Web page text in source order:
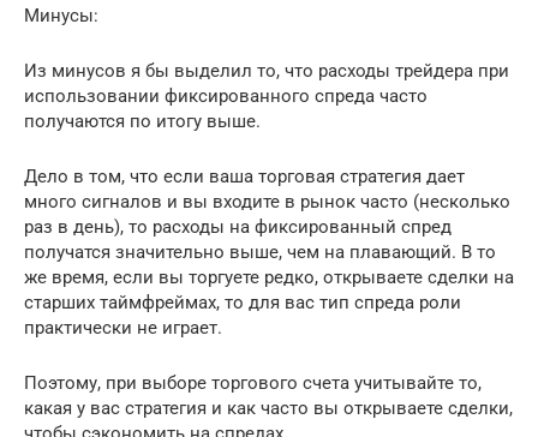
Минусы:
Из минусов я бы выделил то, что расходы трейдера при
использовании фиксированного спреда часто
получаются по итогу выше.
Дело в том, что если ваша торговая стратегия дает
много сигналов и вы входите в рынок часто (несколько
раз в день), то расходы на фиксированный спред
получатся значительно выше, чем на плавающий. В то
же время, если вы торгуете редко, открываете сделки на
старших таймфреймах, то для вас тип спреда роли
практически не играет.
Поэтому, при выборе торгового счета учитывайте то,
какая у вас стратегия и как часто вы открываете сделки,